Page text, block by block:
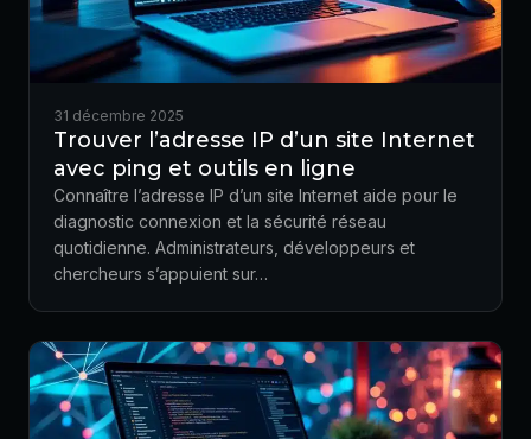
31 décembre 2025
Trouver l’adresse IP d’un site Internet
avec ping et outils en ligne
Connaître l’adresse IP d’un site Internet aide pour le
diagnostic connexion et la sécurité réseau
quotidienne. Administrateurs, développeurs et
chercheurs s’appuient sur…